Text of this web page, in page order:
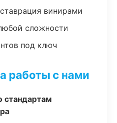
винирами
сложности
под ключ
работы с нами
стандартам